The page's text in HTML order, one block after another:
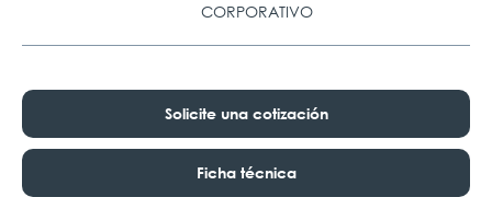
CORPORATIVO
Solicite una cotización
Ficha técnica